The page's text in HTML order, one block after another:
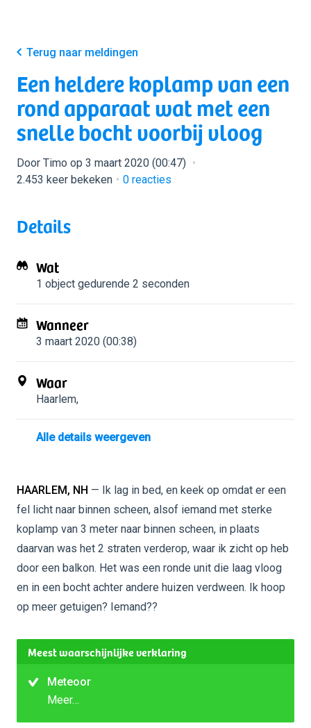
Terug naar meldingen
Een heldere koplamp van een
rond apparaat wat met een
snelle bocht voorbij vloog
Door Timo op 3 maart 2020 (00:47)
2.453 keer bekeken
0 reacties
Details
Wat
1 object gedurende 2 seconden
Wanneer
3 maart 2020 (00:38)
Waar
Haarlem,
Alle details weergeven
HAARLEM, NH — Ik lag in bed, en keek op omdat er een
fel licht naar binnen scheen, alsof iemand met sterke
koplamp van 3 meter naar binnen scheen, in plaats
daarvan was het 2 straten verderop, waar ik zicht op heb
door een balkon. Het was een ronde unit die laag vloog
en in een bocht achter andere huizen verdween. Ik hoop
op meer getuigen? Iemand??
Meest waarschijnlijke verklaring
Meteoor
Meer…